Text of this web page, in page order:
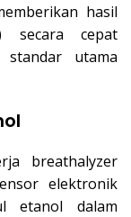
hasil
secara cepat
standar utama
breathalyzer
elektronik
etanol dalam